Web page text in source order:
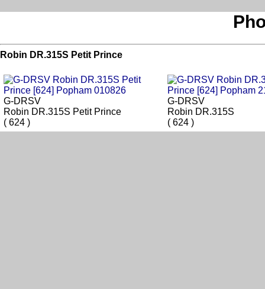
Robin DR.315S Petit Prince
G-DRSV
Robin DR.315S Petit Prince
( 624 )
G-DRSV
Robin DR.315S
( 624 )